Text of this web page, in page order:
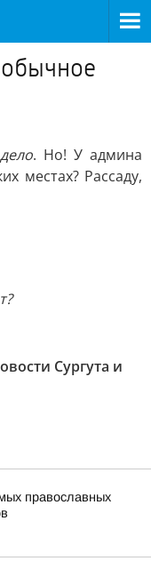
. Но! У админа
местах? Рассаду,
Сургута и
православных